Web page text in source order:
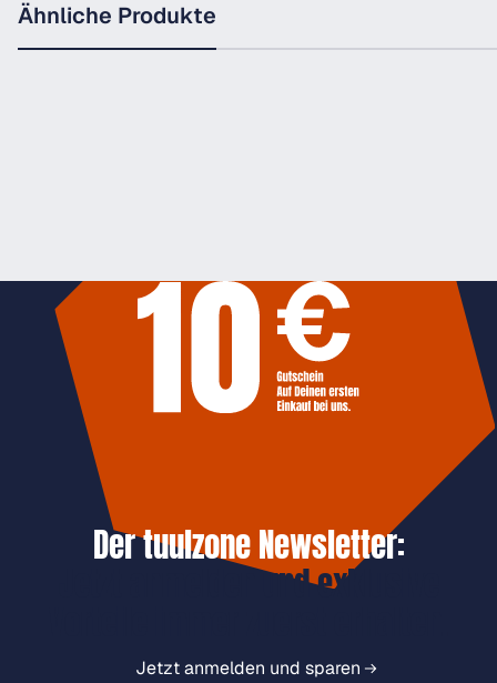
Ähnliche Produkte
Der tuulzone Newsletter:
Jetzt anmelden und exklusive
Jetzt anmelden und sparen